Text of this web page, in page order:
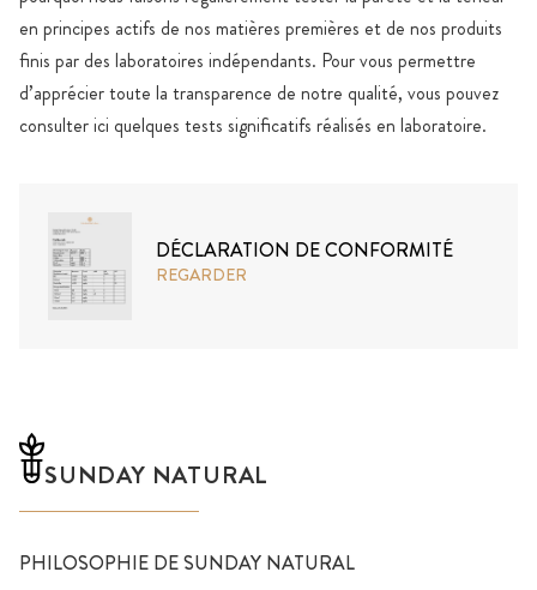
en principes actifs de nos matières premières et de nos produits
finis par des laboratoires indépendants. Pour vous permettre
d’apprécier toute la transparence de notre qualité, vous pouvez
consulter ici quelques tests significatifs réalisés en laboratoire.
DÉCLARATION DE CONFORMITÉ
REGARDER
SUNDAY NATURAL
PHILOSOPHIE DE SUNDAY NATURAL